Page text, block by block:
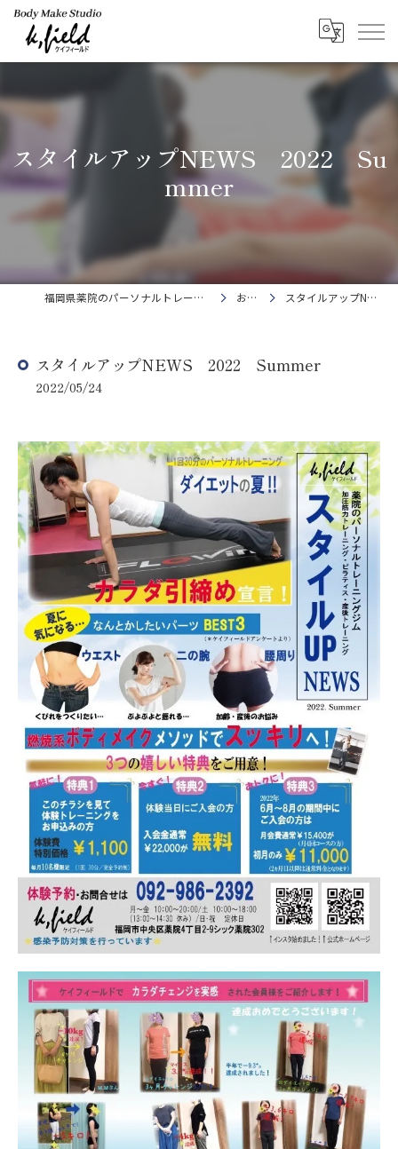
スタイルアップNEWS 2022 Su
mmer
福岡県薬院のパーソナルトレーニングならBody Make Studio k.field お知らせ スタイルアップNEWS 2022 Summer
スタイルアップNEWS 2022 Summer
2022/05/24